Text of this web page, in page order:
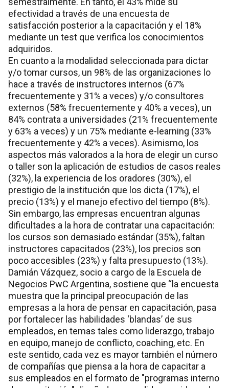
efectividad a través de una encuesta de
satisfacción posterior a la capacitación y el 18%
mediante un test que verifica los conocimientos
adquiridos.
En cuanto a la modalidad seleccionada para dictar
y/o tomar cursos, un 98% de las organizaciones lo
hace a través de instructores internos (67%
frecuentemente y 31% a veces) y/o consultores
externos (58% frecuentemente y 40% a veces), un
84% contrata a universidades (21% frecuentemente
y 63% a veces) y un 75% mediante e-learning (33%
frecuentemente y 42% a veces). Asimismo, los
aspectos más valorados a la hora de elegir un curso
o taller son la aplicación de estudios de casos reales
(32%), la experiencia de los oradores (30%), el
prestigio de la institución que los dicta (17%), el
precio (13%) y el manejo efectivo del tiempo (8%).
Sin embargo, las empresas encuentran algunas
dificultades a la hora de contratar una capacitación:
los cursos son demasiado estándar (35%), faltan
instructores capacitados (23%), los precios son
poco accesibles (23%) y falta presupuesto (13%).
Damián Vázquez, socio a cargo de la Escuela de
Negocios PwC Argentina, sostiene que “la encuesta
muestra que la principal preocupación de las
empresas a la hora de pensar en capacitación, pasa
por fortalecer las habilidades ‘blandas’ de sus
empleados, en temas tales como liderazgo, trabajo
en equipo, manejo de conflicto, coaching, etc. En
este sentido, cada vez es mayor también el número
de compañías que piensa a la hora de capacitar a
sus empleados en el formato de "programas interno